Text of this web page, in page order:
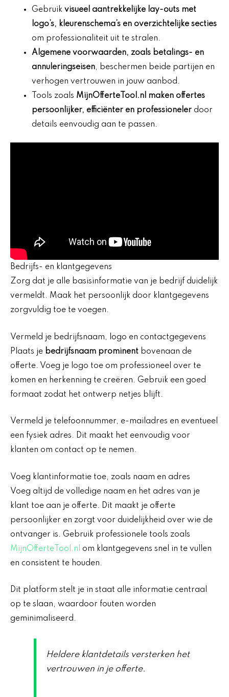
Gebruik visueel aantrekkelijke lay-outs met
logo’s, kleurenschema’s en overzichtelijke secties
om professionaliteit uit te stralen.
Algemene voorwaarden, zoals betalings- en
annuleringseisen, beschermen beide partijen en
verhogen vertrouwen in jouw aanbod.
Tools zoals MijnOfferteTool.nl maken offertes
persoonlijker, efficiënter en professioneler door
details eenvoudig aan te passen.
Bedrijfs- en klantgegevens
Zorg dat je alle basisinformatie van je bedrijf duidelijk
vermeldt. Maak het persoonlijk door klantgegevens
zorgvuldig toe te voegen.
Vermeld je bedrijfsnaam, logo en contactgegevens
Plaats je bedrijfsnaam prominent bovenaan de
offerte. Voeg je logo toe om professioneel over te
komen en herkenning te creëren. Gebruik een goed
formaat zodat het ontwerp netjes blijft.
Vermeld je telefoonnummer, e-mailadres en eventueel
een fysiek adres. Dit maakt het eenvoudig voor
klanten om contact op te nemen.
Voeg klantinformatie toe, zoals naam en adres
Voeg altijd de volledige naam en het adres van je
klant toe aan je offerte. Dit maakt je offerte
persoonlijker en zorgt voor duidelijkheid over wie de
ontvanger is. Gebruik professionele tools zoals
MijnOfferteTool.nl
om klantgegevens snel in te vullen
en consistent te houden.
Dit platform stelt je in staat alle informatie centraal
op te slaan, waardoor fouten worden
geminimaliseerd.
Heldere klantdetails versterken het
vertrouwen in je offerte.